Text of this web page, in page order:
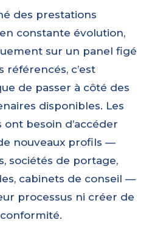
des prestations
constante évolution,
sur un panel figé
référencés, c’est
de passer à côté des
disponibles. Les
ont besoin d’accéder
nouveaux profils —
sociétés de portage,
cabinets de conseil —
processus ni créer de